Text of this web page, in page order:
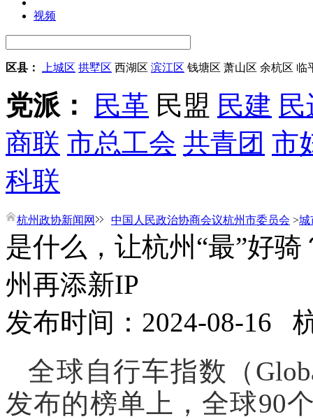
视频
区县： 上城区 拱墅区 西湖区 滨江区 钱塘区 萧山区 余杭区 临
党派： 民革 民盟 民建
商联 市总工会 共青团 市
科联
杭州政协新闻网 中国人民政治协商会议杭州市委员会 >城
是什么，让杭州“最”好
州再添新IP
发布时间：2024-08-16
全球自行车指数（
发布的榜单上，全球90